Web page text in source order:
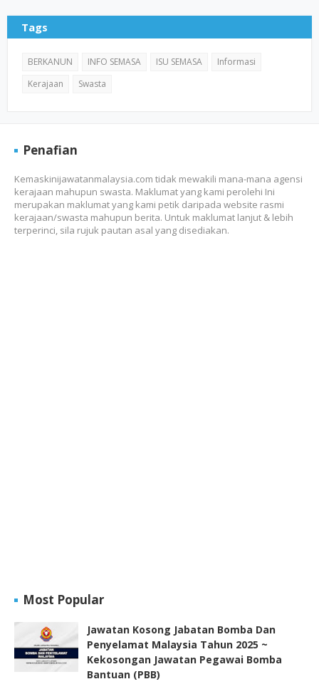
Tags
BERKANUN INFO SEMASA ISU SEMASA
Informasi
Kerajaan
Swasta
Penafian
Kemaskinijawatanmalaysia.com tidak mewakili mana-mana agensi
kerajaan mahupun swasta. Maklumat yang kami perolehi Ini
merupakan maklumat yang kami petik daripada website rasmi
kerajaan/swasta mahupun berita. Untuk maklumat lanjut & lebih
terperinci, sila rujuk pautan asal yang disediakan.
Most Popular
Jawatan Kosong Jabatan Bomba Dan
Penyelamat Malaysia Tahun 2025 ~
Kekosongan Jawatan Pegawai Bomba
Bantuan (PBB)